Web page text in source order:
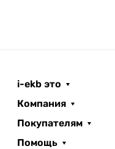
Подключение
совместимость с
Легкость
необходимости в
i-ekb это
Компания
Покупателям
Помощь